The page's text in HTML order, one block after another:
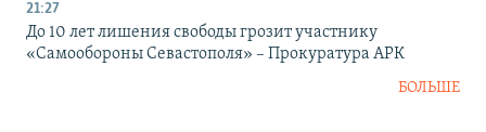
21:27
До 10 лет лишения свободы грозит участнику
«Самообороны Севастополя» – Прокуратура АРК
БОЛЬШЕ